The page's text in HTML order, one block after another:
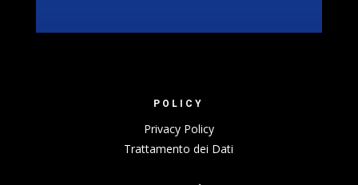
POLICY
Privacy Policy
Trattamento dei Dati